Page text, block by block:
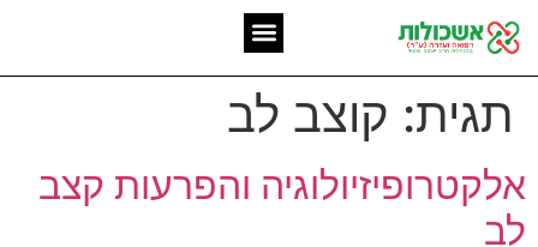
תגית: קוצב לב
אלקטרופיזיולוגיה והפרעות קצב
לב